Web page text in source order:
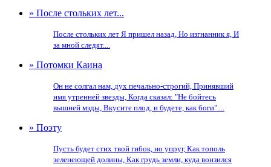
» После стольких лет...
После стольких лет Я пришел назад, Но изгнанник я, И
за мной следят....
» Потомки Каина
Он не солгал нам, дух печально-строгий, Принявший
имя утренней звезды, Когда сказал: "Не бойтесь
вышней мзды, Вкусите плод, и будете, как боги"....
» Поэту
Пусть будет стих твой гибок, но упруг, Как тополь
зеленеющей долины, Как грудь земли, куда вонзился